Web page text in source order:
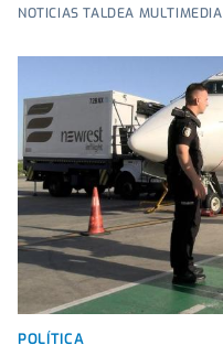
NOTICIAS TALDEA MULTIMEDIA
POLÍTICA